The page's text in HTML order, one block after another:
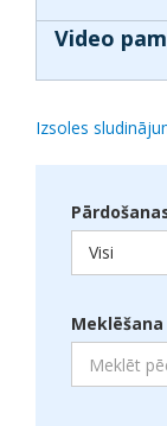
Video
Izsoles
Visi
Meklēšana